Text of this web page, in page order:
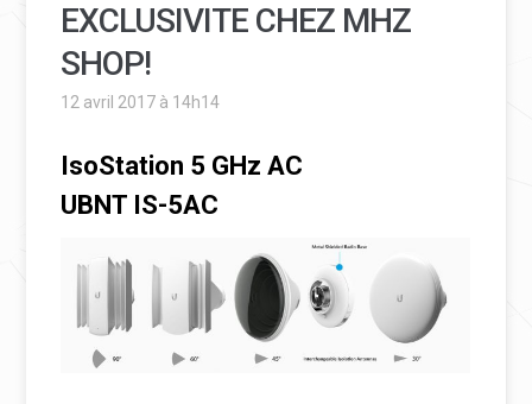
EXCLUSIVITE CHEZ MHZ
SHOP!
12 avril 2017 à 14h14
IsoStation 5 GHz AC
UBNT IS-5AC